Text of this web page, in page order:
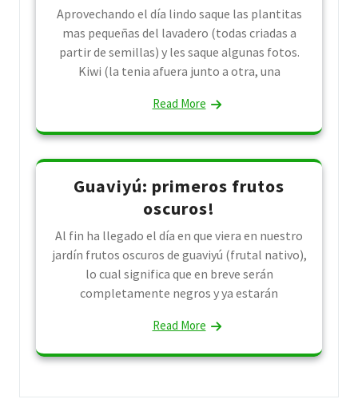
Aprovechando el día lindo saque las plantitas
mas pequeñas del lavadero (todas criadas a
partir de semillas) y les saque algunas fotos.
Kiwi (la tenia afuera junto a otra, una
Read More
Guaviyú: primeros frutos
oscuros!
Al fin ha llegado el día en que viera en nuestro
jardín frutos oscuros de guaviyú (frutal nativo),
lo cual significa que en breve serán
completamente negros y ya estarán
Read More